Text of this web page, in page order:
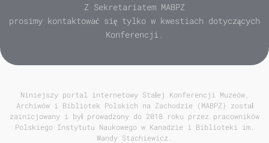
Z Sekretariatem MABPZ
prosimy kontaktować się tylko w kwestiach dotyczących
Konferencji.
Niniejszy portal internetowy Stałej Konferencji Muzeów,
Archiwów i Bibliotek Polskich na Zachodzie (MABPZ) został
zainicjowany i był prowadzony do 2018 roku przez pracowników
Polskiego Instytutu Naukowego w Kanadzie i Biblioteki im.
Wandy Stachiewicz.